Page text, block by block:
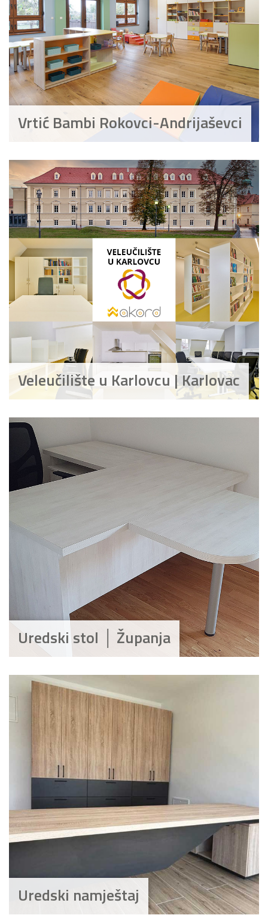
Pogledajte što je novo
u ponudi
AKCIJA! Pločasti
materijali
Alati i
pribor okućnica
Zaštitna
odjeća
Rasvjeta
lakovi
Građevinski
materijali
Vodomaterijal Vrata i
dovratnici
tehnika galanterija
Bicikli
Vrtić Bambi Rokovci-Andrijaševci
Veleučilište u Karlovcu | Karlovac
Uredski stol │ Županja
Uredski namještaj